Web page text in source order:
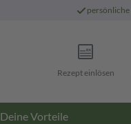
persönliche
Rezept einlösen
Deine Vorteile